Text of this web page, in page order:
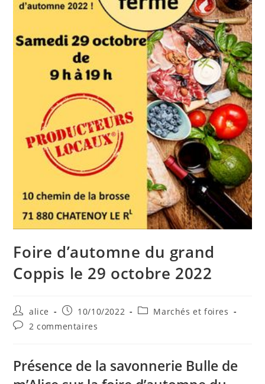
Foire d’automne du grand
Coppis le 29 octobre 2022
Auteur/autrice
de
la
alice
Publication
publiée :
10/10/2022
PostMarchés et foires
Commentaires
publication :
2 commentaires
Présence de la savonnerie Bulle de